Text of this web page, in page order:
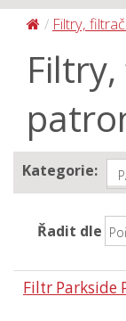
Filtry,
Kategorie:
Řadit dle
Filtr Parkside